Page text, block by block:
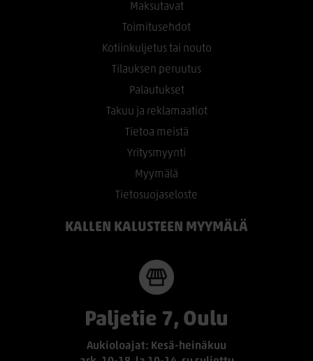
Maksutavat
Toimitusehdot
Kotiinkuljetus tai nouto
Tilauksen peruutus
Palautukset
Takuu ja reklamaatiot
Tietoa meistä
Yritysmyynti
Myymälä
Tietosuojaseloste
KALLEN KALUSTEEN MYYMÄLÄ
Paljetie 7, Oulu
Aukioloajat: Kesä-heinäkuu